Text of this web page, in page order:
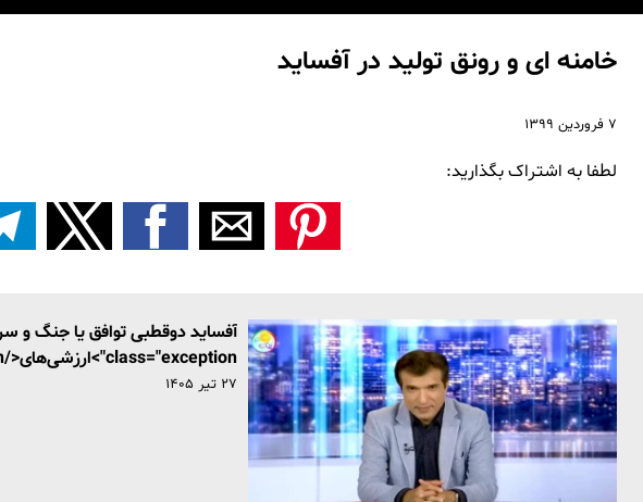
خامنه ای و رونق تولید در آفساید
۷ فروردین ۱۳۹۹
لطفا به اشتراک بگذارید:
class="exception">ارزشی‌های</span> نظام
۲۷ تیر ۱۴۰۵